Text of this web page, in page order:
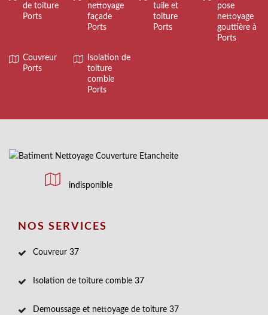
de toiture
Ports
nettoyage
façade
Ports
tuile et
toiture
Ports
pose
nettoyage
gouttière à
Ports
Couvreur
Ports
Isolation de
toiture
comble
Ports
indisponible
NOS SERVICES
Couvreur 37
Isolation de toiture comble 37
Demoussage et nettoyage de toiture 37